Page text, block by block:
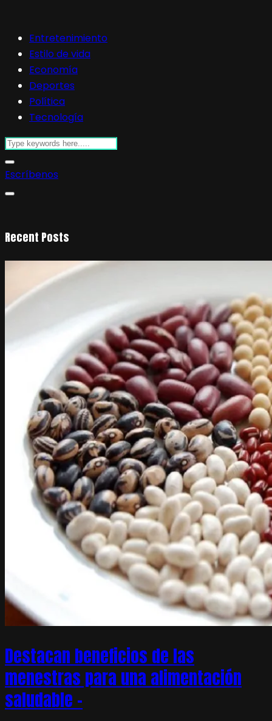
Entretenimiento
Estilo de vida
Economía
Deportes
Política
Tecnología
Escríbenos
Recent Posts
Destacan beneficios de las
menestras para una alimentación
saludable –